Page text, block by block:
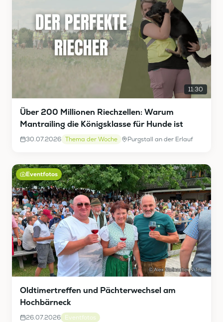
11:30
Über 200 Millionen Riechzellen: Warum
Mantrailing die Königsklasse für Hunde ist
30.07.2026 Thema der Woche Purgstall an der Erlauf
Eventfotos
Oldtimertreffen und Pächterwechsel am
Hochbärneck
26.07.2026 Eventfotos